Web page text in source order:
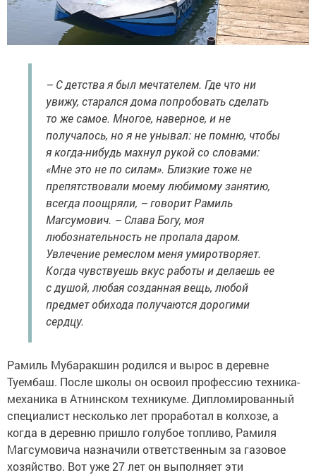
– С детства я был мечтателем. Где что ни
увижу, старался дома попробовать сделать
то же самое. Многое, наверное, и не
получалось, но я не унывал: не помню, чтобы
я когда-нибудь махнул рукой со словами:
«Мне это не по силам». Близкие тоже не
препятствовали моему любимому занятию,
всегда поощряли, – говорит Рамиль
Магсумович. – Слава Богу, моя
любознательность не пропала даром.
Увлечение ремеслом меня умиротворяет.
Когда чувствуешь вкус работы и делаешь ее
с душой, любая созданная вещь, любой
предмет обихода получаются дорогими
сердцу.
Рамиль Мубаракшин родился и вырос в деревне
Туембаш. После школы он освоил профессию техника-
механика в Атнинском техникуме. Дипломированный
специалист несколько лет проработал в колхозе, а
когда в деревню пришло голубое топливо, Рамиля
Магсумовича назначили ответственным за газовое
хозяйство. Вот уже 27 лет он выполняет эти